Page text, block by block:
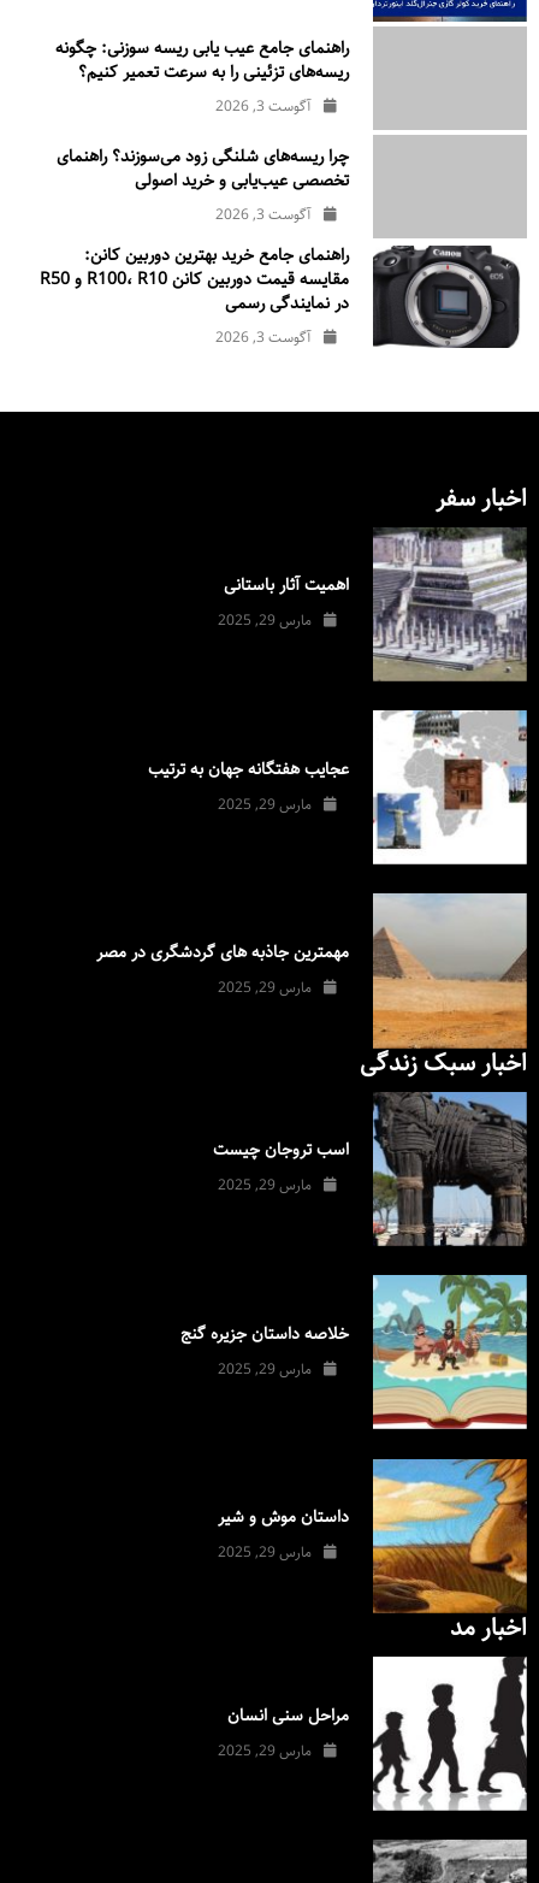
راهنمای جامع عیب یابی ریسه سوزنی: چگونه
ریسه‌های تزئینی را به سرعت تعمیر کنیم؟
آگوست 3, 2026
چرا ریسه‌های شلنگی زود می‌سوزند؟ راهنمای
تخصصی عیب‌یابی و خرید اصولی
آگوست 3, 2026
راهنمای جامع خرید بهترین دوربین کانن:
مقایسه قیمت دوربین کانن R100، R10 و R50
در نمایندگی رسمی
آگوست 3, 2026
اخبار سفر
اهمیت آثار باستانی
مارس 29, 2025
عجایب هفتگانه جهان به ترتیب
مارس 29, 2025
مهمترین جاذبه های گردشگری در مصر
مارس 29, 2025
اخبار سبک زندگی
اسب تروجان چیست
مارس 29, 2025
خلاصه داستان جزیره گنج
مارس 29, 2025
داستان موش و شیر
مارس 29, 2025
اخبار مد
مراحل سنی انسان
مارس 29, 2025